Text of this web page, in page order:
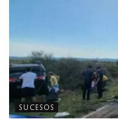
SUCESOS